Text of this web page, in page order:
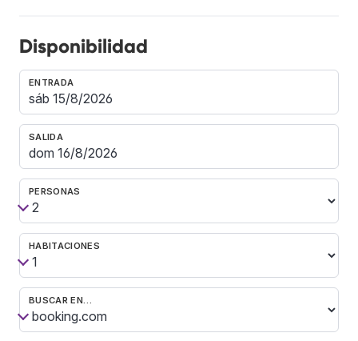
Disponibilidad
ENTRADA
SALIDA
PERSONAS
HABITACIONES
BUSCAR EN…